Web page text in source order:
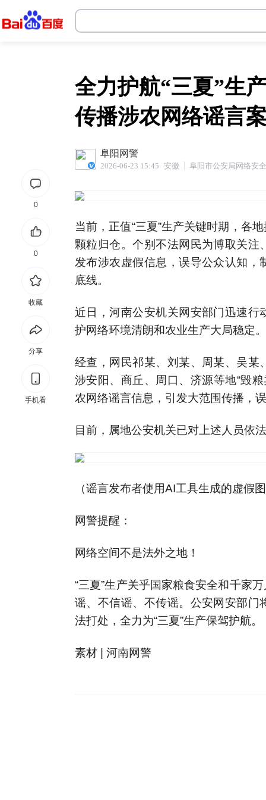
全力护航“三夏”生
传播涉农网络谣言
阜阳网警
2026-06-23 15:45 安徽 阜阳市公安局网络安
当前，正值“三夏”生产关键时期，各
颗粒归仓。个别不法网民为博取关
发布涉农虚假信息，误导公众认知
底线。
近日，河南公安机关网安部门迅速
护网络环境清朗和农业生产大局稳定。
经查，网民祁某、刘某、周某、吴
涉安阳、商丘、周口、济源等地“毁粮
农网络谣言信息，引发大范围传播，
目前，属地公安机关已对上述人员依
（谣言发布者使用AI工具生成的虚假
网警提醒：
网络空间不是法外之地！
“三夏”生产关乎国家粮食安全和千家
谣、不信谣、不传谣。公安网安部
法打处，全力为“三夏”生产保驾护航。
素材 | 河南网警
0
0
收藏
分享
手机看